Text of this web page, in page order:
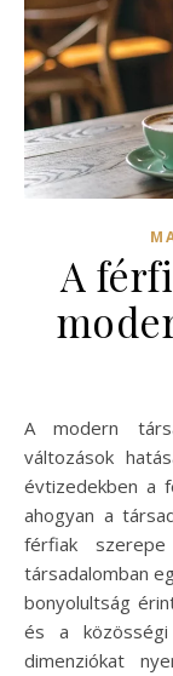
A
A modern társadalom folyamatosan változik, és e
változások
évtizedekben a
ahogyan a
férfiak
társadalomban
bonyolultság
és a
dimenziókat